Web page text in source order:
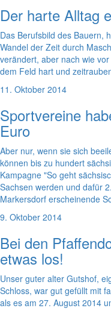
Der harte Alltag
Das Berufsbild des Bauern,
Wandel der Zeit durch
verändert, aber nach wie
dem Feld hart und
11. Oktober 2014
Sportvereine
Euro
Aber nur, wenn sie sich
können bis zu hundert
Kampagne "So geht
Sachsen werden und dafür
Markersdorf erscheinende
9. Oktober 2014
Bei den
etwas los!
Unser guter alter Gutshof,
Schloss, war gut gefüllt mit
als es am 27. August 2014